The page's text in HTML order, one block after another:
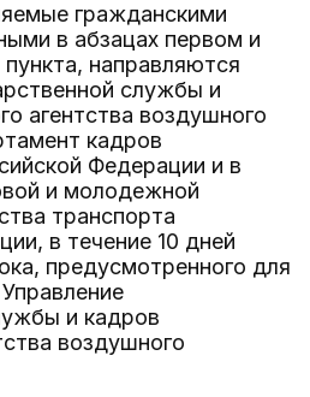
гражданскими
в абзацах первом и
направляются
службы и
агентства воздушного
кадров
Федерации и в
и молодежной
транспорта
в течение 10 дней
предусмотренного для
и кадров
воздушного